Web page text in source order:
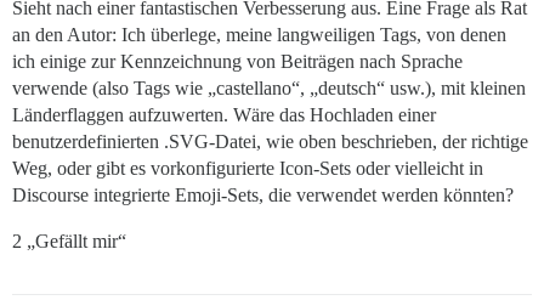
Sieht nach einer fantastischen Verbesserung aus. Eine Frage als Rat
an den Autor: Ich überlege, meine langweiligen Tags, von denen
ich einige zur Kennzeichnung von Beiträgen nach Sprache
verwende (also Tags wie „castellano“, „deutsch“ usw.), mit kleinen
Länderflaggen aufzuwerten. Wäre das Hochladen einer
benutzerdefinierten .SVG-Datei, wie oben beschrieben, der richtige
Weg, oder gibt es vorkonfigurierte Icon-Sets oder vielleicht in
Discourse integrierte Emoji-Sets, die verwendet werden könnten?
2 „Gefällt mir“